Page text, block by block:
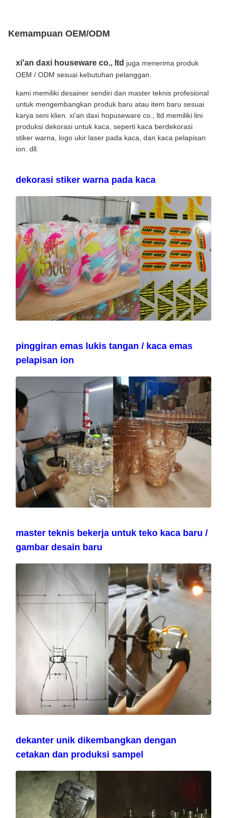
Kemampuan OEM/ODM
xi'an daxi houseware co., ltd juga menerima produk
OEM / ODM sesuai kebutuhan pelanggan.
kami memiliki desainer sendiri dan master teknis profesional
untuk mengembangkan produk baru atau item baru sesuai
karya seni klien. xi'an daxi hopuseware co., ltd memiliki lini
produksi dekorasi untuk kaca, seperti kaca berdekorasi
stiker warna, logo ukir laser pada kaca, dan kaca pelapisan
ion. dll.
dekorasi stiker warna pada kaca
pinggiran emas lukis tangan / kaca emas
pelapisan ion
master teknis bekerja untuk teko kaca baru /
gambar desain baru
dekanter unik dikembangkan dengan
cetakan dan produksi sampel